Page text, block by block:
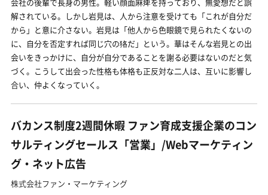
解されている。しかし岩見は、人から注意を受けても「これが自分だ
から」と意に介さない。岩見は「他人から色眼鏡で見られたくないの
に、自分を否定すれば同じ穴の狢だ」という。華はそんな岩見との出
会いをきっかけに、自分が自分であることを謝る必要はないのだと気
づく。こうして出会った性格も体格も正反対な二人は、互いに影響し
合い、仲よくなっていく。
バカンス制度2週間休暇 ファン育成支援企業のコン
サルティングセールス「営業」/Webマーケティン
グ・ネット広告
株式会社ファン・マーケティング